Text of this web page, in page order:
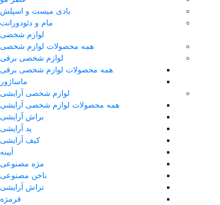
بادی میست و اسپلش
مام و دئودورانت
لوازم شخصی
همه محصولات لوازم شخصی
لوازم شخصی برقی
همه محصولات لوازم شخصی برقی
ماساژور
لوازم شخصی آرایشی
همه محصولات لوازم شخصی آرایشی
براش آرایشی
پد آرایشی
کیف آرایشی
آیینه
مژه مصنوعی
ناخن مصنوعی
تراش آرایشی
فرمژه